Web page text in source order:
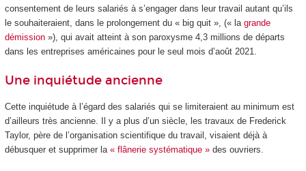
consentement de leurs salariés à s’engager dans leur travail autant qu’ils
le souhaiteraient, dans le prolongement du « big quit », (« la grande
démission»), qui avait atteint à son paroxysme 4,3 millions de départs
dans les entreprises américaines pour le seul mois d’août 2021.
Une inquiétude ancienne
Cette inquiétude à l’égard des salariés qui se limiteraient au minimum est
d’ailleurs très ancienne. Il y a plus d’un siècle, les travaux de Frederick
Taylor, père de l’organisation scientifique du travail, visaient déjà à
débusquer et supprimer la « flânerie systématique »des ouvriers.